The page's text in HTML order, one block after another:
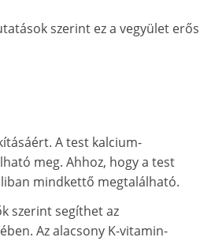
szerint ez a vegyület erős
A test kalcium-
meg. Ahhoz, hogy a test
mindkettő megtalálható.
szerint segíthet az
Az alacsony K-vitamin-